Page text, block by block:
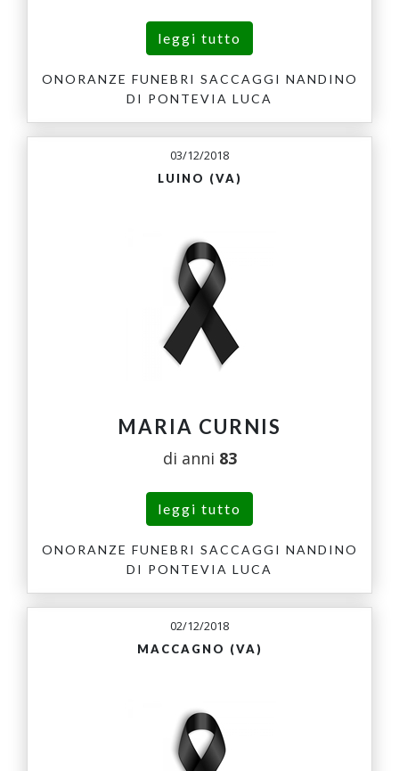
leggi tutto
ONORANZE FUNEBRI SACCAGGI NANDINO
DI PONTEVIA LUCA
03/12/2018
LUINO (VA)
MARIA CURNIS
di anni 83
leggi tutto
ONORANZE FUNEBRI SACCAGGI NANDINO
DI PONTEVIA LUCA
02/12/2018
MACCAGNO (VA)